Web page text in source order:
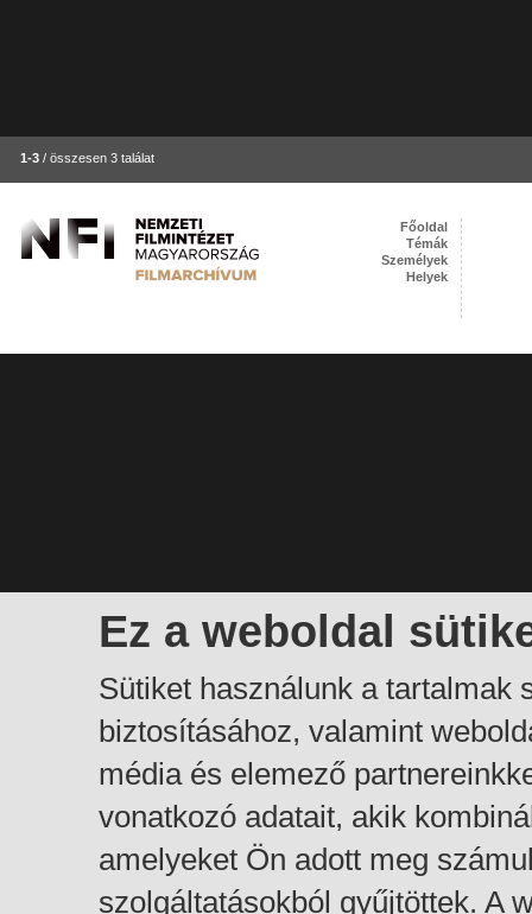
1-3 / összesen 3 találat
Ez a weboldal
Sütiket használunk a tartalmak
biztosításához, valamint
média és elemező
vonatkozó adatait, akik
amelyeket Ön adott meg
szolgáltatásokból gyűjtöttek. A
Főoldal
Témák
Személyek
Helyek